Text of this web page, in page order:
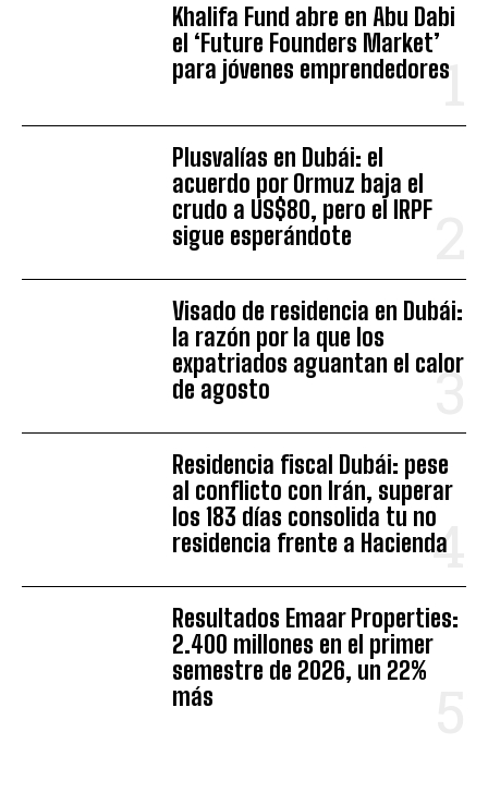
Khalifa Fund abre en Abu Dabi
el ‘Future Founders Market’
para jóvenes emprendedores
Plusvalías en Dubái: el
acuerdo por Ormuz baja el
crudo a US$80, pero el IRPF
sigue esperándote
Visado de residencia en Dubái:
la razón por la que los
expatriados aguantan el calor
de agosto
Residencia fiscal Dubái: pese
al conflicto con Irán, superar
los 183 días consolida tu no
residencia frente a Hacienda
Resultados Emaar Properties:
2.400 millones en el primer
semestre de 2026, un 22%
más